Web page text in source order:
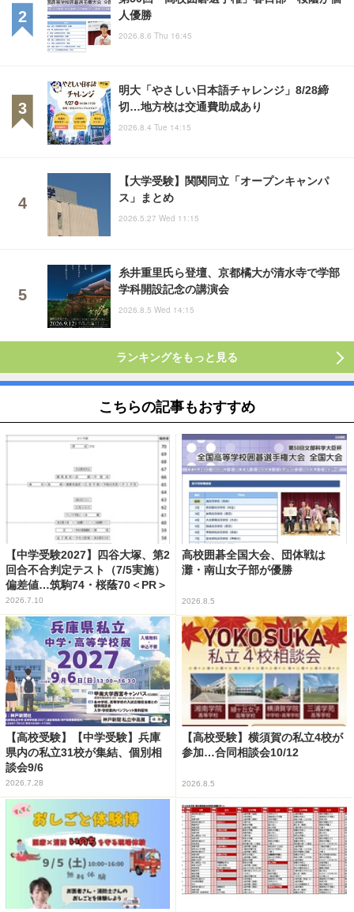
人優勝
2026.8.6 Thu 16:45
明大「やさしい日本語チャレンジ」8/28締
切…地方校は交通費助成あり
2026.8.4 Tue 14:15
【大学受験】関関同立「オープンキャンパ
ス」まとめ
2026.5.27 Wed 11:15
糸井重里氏ら登壇、京都橘大が清水寺で学部
学科開設記念の講演会
2026.8.5 Wed 14:15
ランキングをもっと見る
こちらの記事もおすすめ
【中学受験2027】四谷大塚、第2
回合不合判定テスト（7/5実施）
偏差値…筑駒74・桜蔭70＜PR＞
2026.7.10
高校囲碁全国大会、団体戦は
灘・南山女子部が優勝
2026.8.5
【高校受験】【中学受験】兵庫
県内の私立31校が集結、個別相
談会9/6
2026.7.28
【高校受験】横須賀の私立4校が
参加…合同相談会10/12
2026.8.5